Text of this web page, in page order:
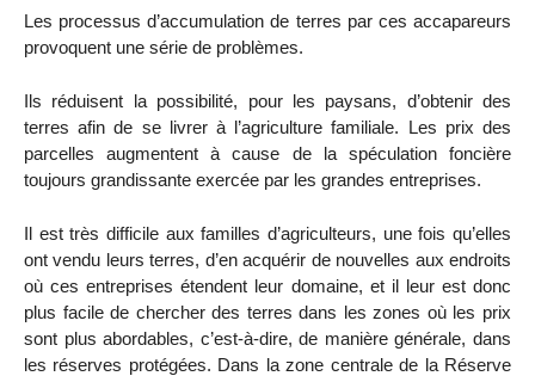
Les processus d’accumulation de terres par ces accapareurs
provoquent une série de problèmes.
Ils réduisent la possibilité, pour les paysans, d’obtenir des
terres afin de se livrer à l’agriculture familiale. Les prix des
parcelles augmentent à cause de la spéculation foncière
toujours grandissante exercée par les grandes entreprises.
Il est très difficile aux familles d’agriculteurs, une fois qu’elles
ont vendu leurs terres, d’en acquérir de nouvelles aux endroits
où ces entreprises étendent leur domaine, et il leur est donc
plus facile de chercher des terres dans les zones où les prix
sont plus abordables, c’est-à-dire, de manière générale, dans
les réserves protégées. Dans la zone centrale de la Réserve